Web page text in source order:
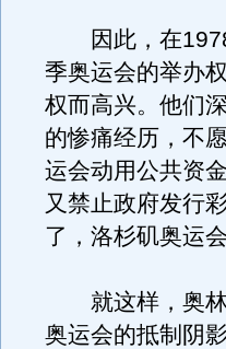
因此，在1978
季奥运会的举办
权而高兴。他们
的惨痛经历，不
运会动用公共资
又禁止政府发行
了，洛杉矶奥运
就这样，奥林
奥运会的抵制阴